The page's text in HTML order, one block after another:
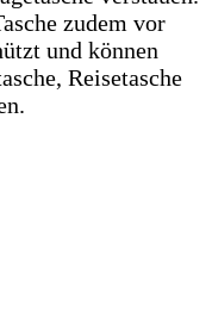
zudem vor
und können
Reisetasche